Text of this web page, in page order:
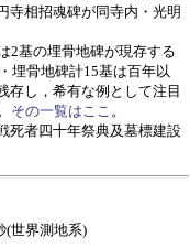
寺相招魂碑が同寺内・光明
2基の埋骨地碑が現存する
埋骨地碑計15基は百年以
存し，希有な例として注目
その一覧はここ 。
死者四十年祭典及墓標建設
(世界測地系)